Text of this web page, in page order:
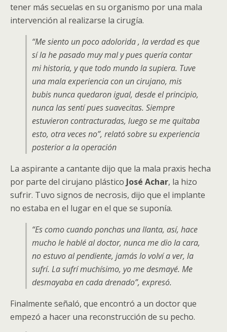
tener más secuelas en su organismo por una mala
intervención al realizarse la cirugía.
“Me siento un poco adolorida , la verdad es que
sí la he pasado muy mal y pues quería contar
mi historia, y que todo mundo la supiera. Tuve
una mala experiencia con un cirujano, mis
bubis nunca quedaron igual, desde el principio,
nunca las sentí pues suavecitas. Siempre
estuvieron contracturadas, luego se me quitaba
esto, otra veces no”, relató sobre su experiencia
posterior a la operación
La aspirante a cantante dijo que la mala praxis hecha
por parte del cirujano plástico José Achar, la hizo
sufrir. Tuvo signos de necrosis, dijo que el implante
no estaba en el lugar en el que se suponía.
“Es como cuando ponchas una llanta, así, hace
mucho le hablé al doctor, nunca me dio la cara,
no estuvo al pendiente, jamás lo volví a ver, la
sufrí. La sufrí muchísimo, yo me desmayé. Me
desmayaba en cada drenado”, expresó.
Finalmente señaló, que encontró a un doctor que
empezó a hacer una reconstrucción de su pecho.